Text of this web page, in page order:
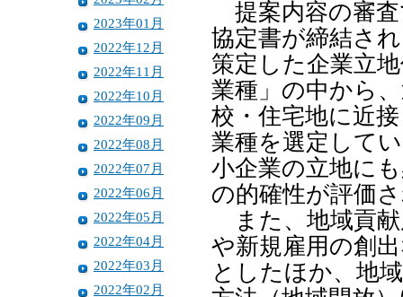
2023年01月
2022年12月
2022年11月
2022年10月
2022年09月
2022年08月
2022年07月
2022年06月
2022年05月
2022年04月
2022年03月
2022年02月
提案内容の審査
協定書が締結さ
策定した企業立
業種」の中から
校・住宅地に近
業種を選定して
小企業の立地に
の的確性が評価
また、地域貢献
や新規雇用の創
としたほか、地